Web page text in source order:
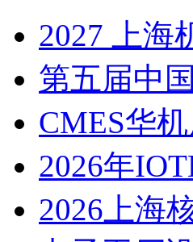
2027 上海
第五届中
CMES华
2026年
2026上海